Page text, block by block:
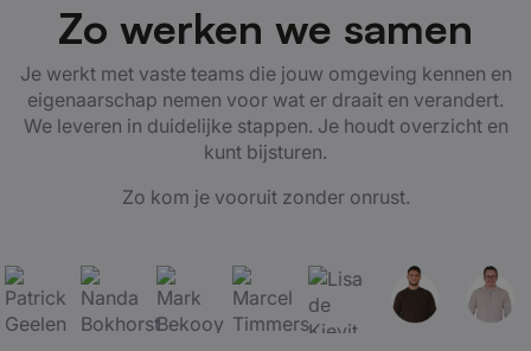
Zo werken we samen
Je werkt met vaste teams die jouw omgeving kennen en
eigenaarschap nemen voor wat er draait en verandert.
We leveren in duidelijke stappen. Je houdt overzicht en
kunt bijsturen.
Zo kom je vooruit zonder onrust.